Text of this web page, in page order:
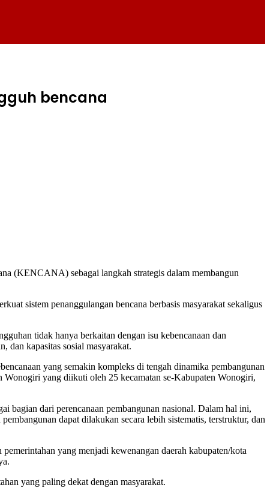
bencana
(KENCANA) sebagai langkah strategis dalam membangun
sistem penanggulangan bencana berbasis masyarakat sekaligus
tidak hanya berkaitan dengan isu kebencanaan dan
dan kapasitas sosial masyarakat.
yang semakin kompleks di tengah dinamika pembangunan
yang diikuti oleh 25 kecamatan se-Kabupaten Wonogiri,
bagian dari perencanaan pembangunan nasional. Dalam hal ini,
dapat dilakukan secara lebih sistematis, terstruktur, dan
yang menjadi kewenangan daerah kabupaten/kota
yang paling dekat dengan masyarakat.